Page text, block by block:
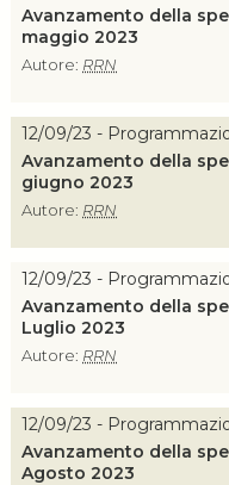
Avanzamento della
maggio 2023
Autore: RRN
12/09/23 -
Avanzamento della
giugno 2023
Autore: RRN
12/09/23 -
Avanzamento della
Luglio 2023
Autore: RRN
12/09/23 -
Avanzamento della
Agosto 2023